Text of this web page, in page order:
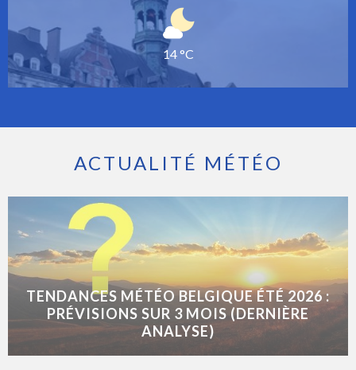
14 °C
ACTUALITÉ MÉTÉO
TENDANCES MÉTÉO BELGIQUE ÉTÉ 2026 :
PRÉVISIONS SUR 3 MOIS (DERNIÈRE
ANALYSE)